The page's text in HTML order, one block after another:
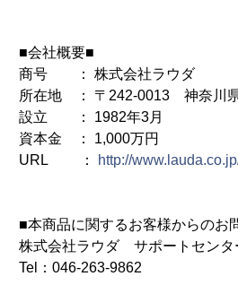
■会社概要■
商号 ： 株式会社ラウダ
所在地 ： 〒242-0013 神奈川
設立 ： 1982年3月
資本金 ： 1,000万円
URL ：
http://
■本商品に関するお客様からのお
株式会社ラウダ サポートセンタ
Tel：046-263-9862